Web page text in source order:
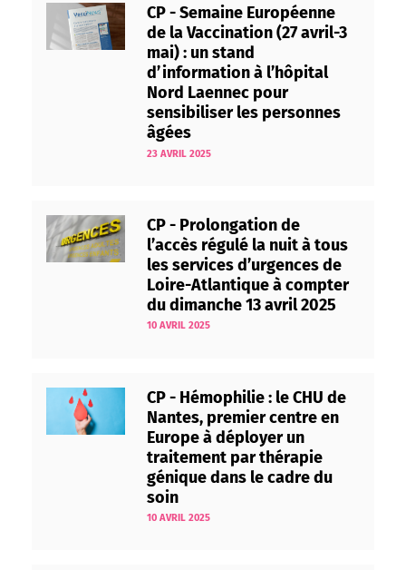
CP - Semaine Européenne
de la Vaccination (27 avril-3
mai) : un stand
d’information à l’hôpital
Nord Laennec pour
sensibiliser les personnes
âgées
23 AVRIL 2025
CP - Prolongation de
l’accès régulé la nuit à tous
les services d’urgences de
Loire-Atlantique à compter
du dimanche 13 avril 2025
10 AVRIL 2025
CP - Hémophilie : le CHU de
Nantes, premier centre en
Europe à déployer un
traitement par thérapie
génique dans le cadre du
soin
10 AVRIL 2025